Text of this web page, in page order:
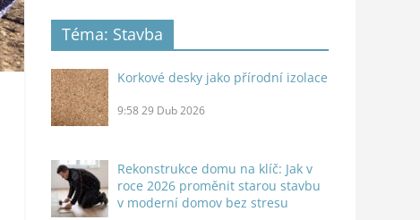
Téma: Stavba
Korkové desky jako přírodní izolace
9:58 29 Dub 2026
Rekonstrukce domu na klíč: Jak v
roce 2026 proměnit starou stavbu
v moderní domov bez stresu